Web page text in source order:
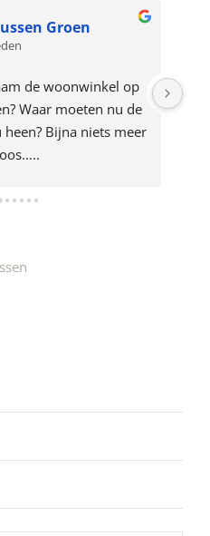
Groen
de woonwinkel op
Waar moeten nu de
Bijna niets meer